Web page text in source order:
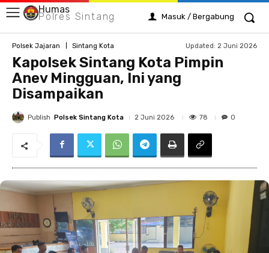
Humas
Polres Sintang Masuk / Bergabung
Polsek Jajaran Sintang Kota Updated: 2 Juni 2026
Kapolsek Sintang Kota Pimpin
Anev Mingguan, Ini yang
Disampaikan
Publish Polsek Sintang Kota 2 Juni 2026 78 0